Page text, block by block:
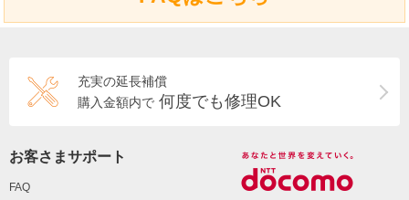
充実の延長補償
購入金額内で 何度でも修理OK
お客さまサポート
FAQ